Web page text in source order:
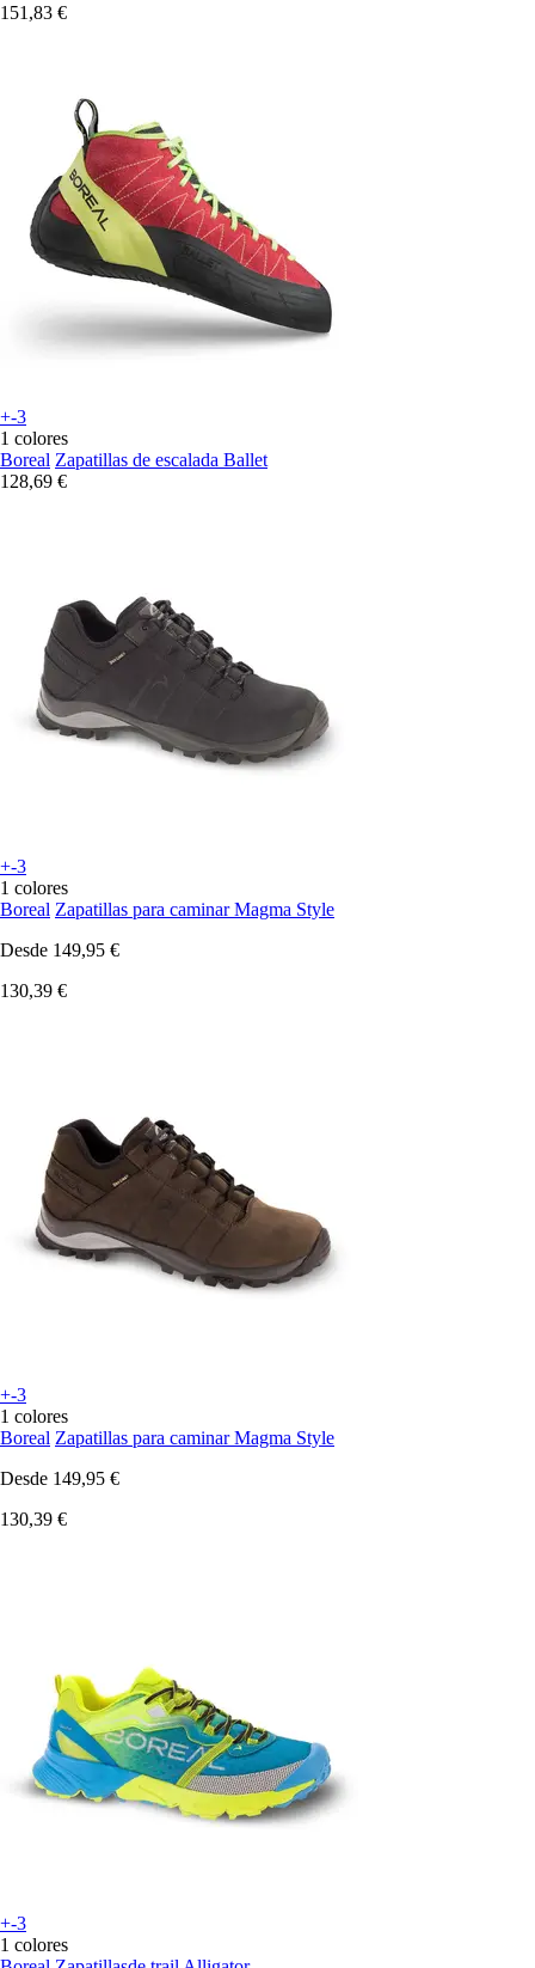
151,83 €
+-3
1 colores
Boreal Zapatillas de escalada Ballet
128,69 €
+-3
1 colores
Boreal Zapatillas para caminar Magma Style
Desde 149,95 €
130,39 €
+-3
1 colores
Boreal Zapatillas para caminar Magma Style
Desde 149,95 €
130,39 €
+-3
1 colores